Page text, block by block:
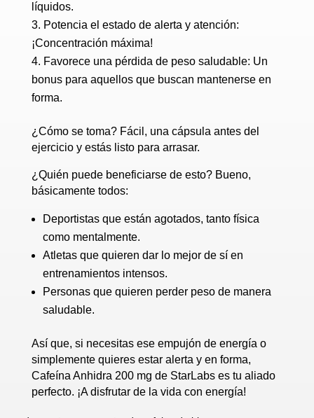
líquidos.
Potencia el estado de alerta y atención:
¡Concentración máxima!
Favorece una pérdida de peso saludable: Un
bonus para aquellos que buscan mantenerse en
forma.
¿Cómo se toma? Fácil, una cápsula antes del
ejercicio y estás listo para arrasar.
¿Quién puede beneficiarse de esto? Bueno,
básicamente todos:
Deportistas que están agotados, tanto física
como mentalmente.
Atletas que quieren dar lo mejor de sí en
entrenamientos intensos.
Personas que quieren perder peso de manera
saludable.
Así que, si necesitas ese empujón de energía o
simplemente quieres estar alerta y en forma,
Cafeína Anhidra 200 mg de StarLabs es tu aliado
perfecto. ¡A disfrutar de la vida con energía!